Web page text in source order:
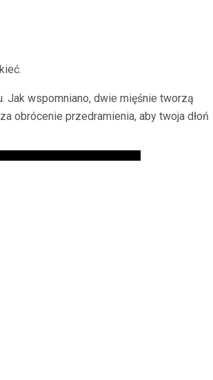
Jak wspomniano, dwie mięśnie tworzą
obrócenie przedramienia, aby twoja dłoń